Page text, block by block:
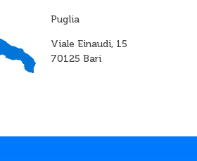
Puglia
Viale Einaudi, 15
70125 Bari